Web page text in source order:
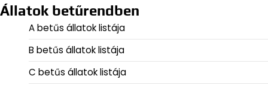
Állatok betűrendben
A betűs állatok listája
B betűs állatok listája
C betűs állatok listája